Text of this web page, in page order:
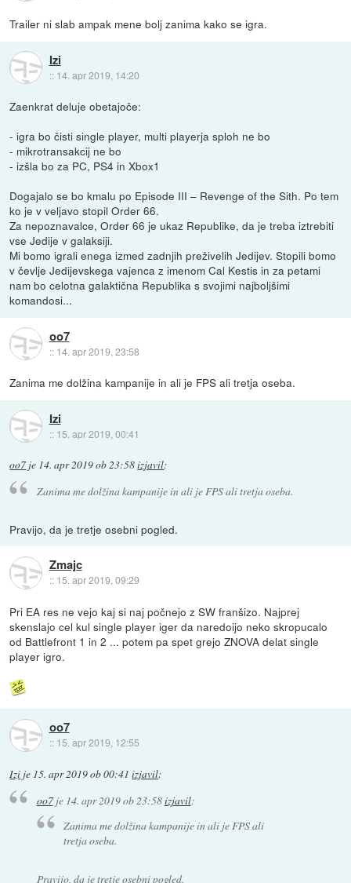
Trailer ni slab ampak mene bolj zanima kako se igra.
Izi
:: 14. apr 2019, 14:20
Zaenkrat deluje obetajoče:
- igra bo čisti single player, multi playerja sploh ne bo
- mikrotransakcij ne bo
- izšla bo za PC, PS4 in Xbox1
Dogajalo se bo kmalu po Episode III – Revenge of the Sith. Po tem
ko je v veljavo stopil Order 66.
Za nepoznavalce, Order 66 je ukaz Republike, da je treba iztrebiti
vse Jedije v galaksiji.
Mi bomo igrali enega izmed zadnjih preživelih Jedijev. Stopili bomo
v čevlje Jedijevskega vajenca z imenom Cal Kestis in za petami
nam bo celotna galaktična Republika s svojimi najboljšimi
komandosi...
oo7
:: 14. apr 2019, 23:58
Zanima me dolžina kampanije in ali je FPS ali tretja oseba.
Izi
:: 15. apr 2019, 00:41
oo7 je 14. apr 2019 ob 23:58izjavil:
Zanima me dolžina kampanije in ali je FPS ali tretja oseba.
Pravijo, da je tretje osebni pogled.
Zmajc
:: 15. apr 2019, 09:29
Pri EA res ne vejo kaj si naj počnejo z SW franšizo. Najprej
skenslajo cel kul single player iger da naredoijo neko skropucalo
od Battlefront 1 in 2 ... potem pa spet grejo ZNOVA delat single
player igro.
oo7
:: 15. apr 2019, 12:55
Izi je 15. apr 2019 ob 00:41 izjavil:
oo7je 14. apr 2019 ob 23:58izjavil:
Zanima me dolžina kampanije in ali je FPS ali
tretja oseba.
Pravijo, da je tretje osebni pogled.